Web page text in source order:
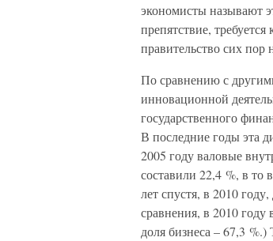
экономисты называют
препятствие,
правительство сих
По сравнению с
инновационной
государственного
В последние годы эта
2005 году валовые
составили 22,4 %, в то
лет спустя, в 2010
сравнения, в 2010
доля бизнеса – 67,3